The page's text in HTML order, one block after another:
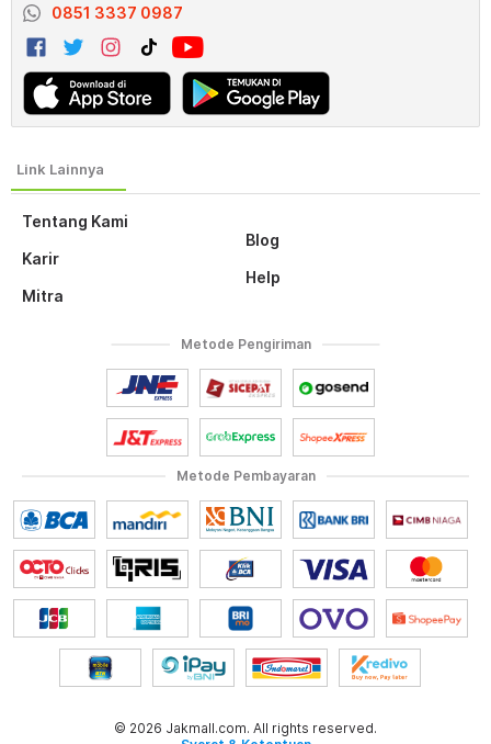
Tentang Kami
Karir
Mitra
Blog
Help
0851 3337 0987
Metode Pembayaran
Metode Pengiriman
© 2026 Jakmall.com. All rights reserved.